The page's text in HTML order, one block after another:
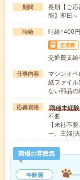
期間
長期【ご
能】即日～
時給 時給1400円
交通費
交通費支給
仕事内容
マシンオ
紙ファイ
ない部品
応募資格 職種未経
不要
【来社不
ー、主婦(
職場の雰囲気
年齢層